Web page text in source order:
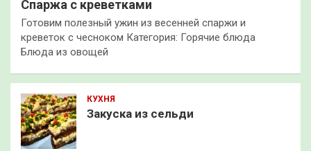
Спаржа с креветками
Готовим полезный ужин из весенней спаржи и
креветок с чесноком Категория: Горячие блюда
Блюда из овощей
КУХНЯ
Закуска из сельди